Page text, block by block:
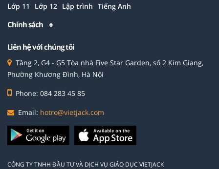
Lớp 11 Lớp 12 Lập trình Tiếng Anh
Chính sách
Liên hệ với chúng tôi
Tầng 2, G4 - G5 Tòa nhà Five Star Garden, số 2 Kim Giang,
Phường Khương Đình, Hà Nội
Phone: 084 283 45 85
Email: hotro@vietjack.com
CÔNG TY TNHH ĐẦU TƯ VÀ DỊCH VỤ GIÁO DỤC VIETJACK